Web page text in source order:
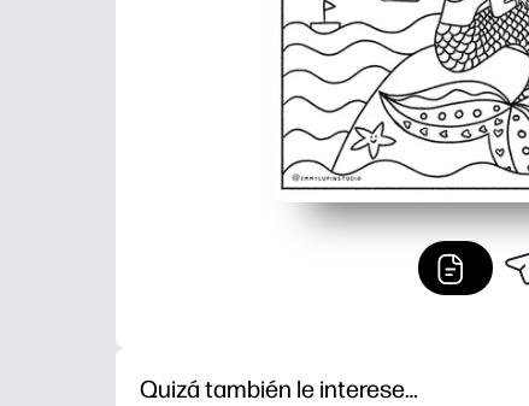
Quizá también le interese…